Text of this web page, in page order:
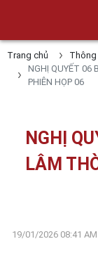
Trang chủ
Thông
NGHỊ QUYẾT 06
PHIÊN HỌP 06
NGHỊ
LÂM
19/01/2026 08:41 AM